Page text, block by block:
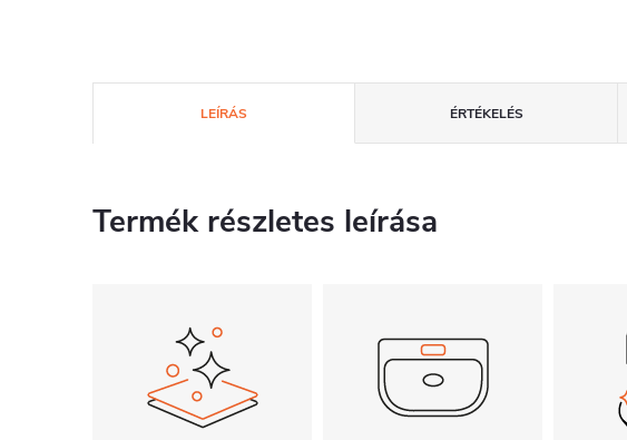
LEÍRÁS ÉRTÉKELÉS
Termék részletes leírása